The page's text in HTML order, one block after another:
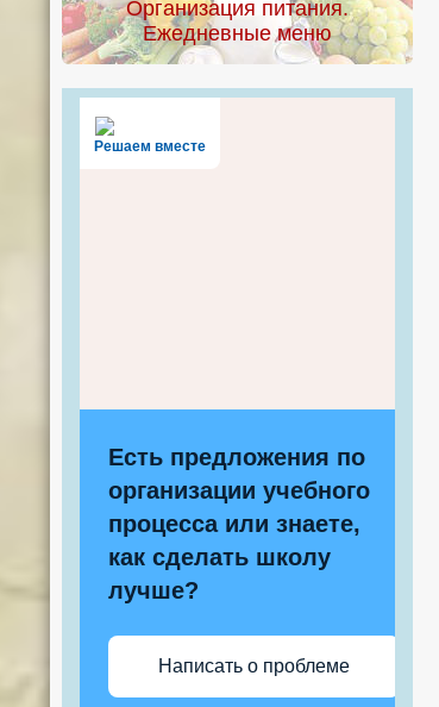
Организация питания.
Ежедневные меню
Решаем вместе
Есть предложения по
организации учебного
процесса или знаете,
как сделать школу
лучше?
Написать о проблеме